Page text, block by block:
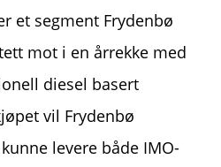
et segment Frydenbø
mot i en årrekke med
diesel basert
vil Frydenbø
levere både IMO-